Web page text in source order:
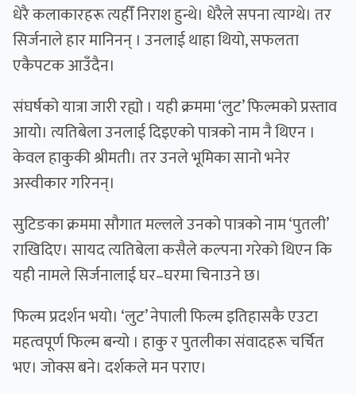
धेरै कलाकारहरू त्यहीँ निराश हुन्थे। धेरैले सपना त्याग्थे। तर
सिर्जनाले हार मानिनन् । उनलाई थाहा थियो, सफलता
एकैपटक आउँदैन।
संघर्षको यात्रा जारी रह्यो । यही क्रममा ‘लुट’ फिल्मको प्रस्ताव
आयो। त्यतिबेला उनलाई दिइएको पात्रको नाम नै थिएन ।
केवल हाकुकी श्रीमती। तर उनले भूमिका सानो भनेर
अस्वीकार गरिनन्।
सुटिङका क्रममा सौगात मल्लले उनको पात्रको नाम ‘पुतली’
राखिदिए। सायद त्यतिबेला कसैले कल्पना गरेको थिएन कि
यही नामले सिर्जनालाई घर–घरमा चिनाउने छ।
फिल्म प्रदर्शन भयो। ‘लुट’ नेपाली फिल्म इतिहासकै एउटा
महत्वपूर्ण फिल्म बन्यो । हाकु र पुतलीका संवादहरू चर्चित
भए। जोक्स बने। दर्शकले मन पराए।